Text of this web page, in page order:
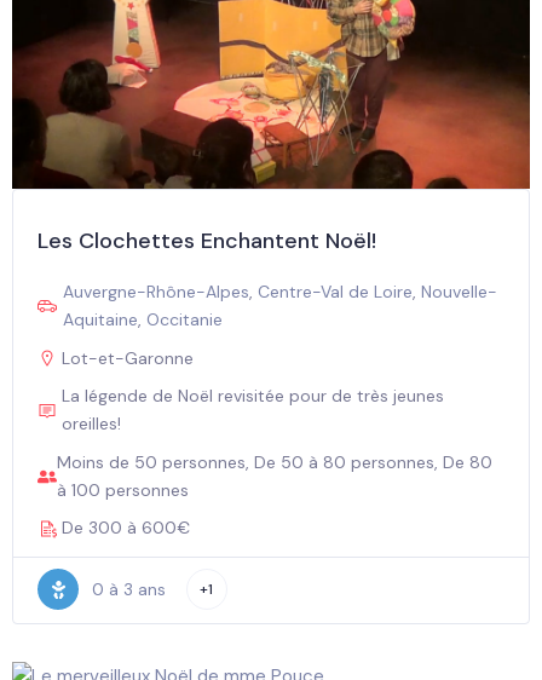
Les Clochettes Enchantent Noël!
Auvergne-Rhône-Alpes, Centre-Val de Loire, Nouvelle-
Aquitaine, Occitanie
Lot-et-Garonne
La légende de Noël revisitée pour de très jeunes
oreilles!
Moins de 50 personnes, De 50 à 80 personnes, De 80
à 100 personnes
De 300 à 600€
0 à 3 ans +1